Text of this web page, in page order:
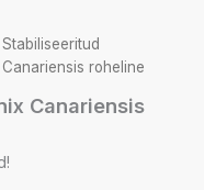
Stabiliseeritud
roheline
Canariensis